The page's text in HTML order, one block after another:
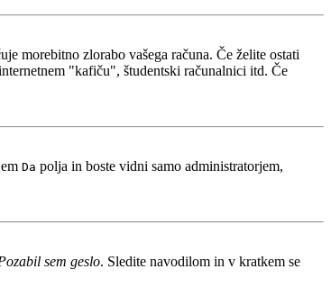
morebitno zlorabo vašega računa. Če želite ostati
"kafiču", študentski računalnici itd. Če
Da polja in boste vidni samo administratorjem,
sem geslo. Sledite navodilom in v kratkem se